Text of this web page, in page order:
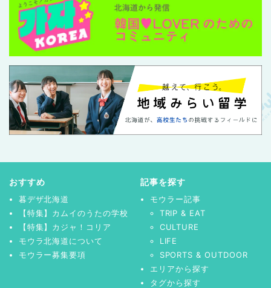
おすすめ
暮デザ北海道
【特集】カムイのうたの学校
【特集】カジャ！コリア
モウラ北海道について
モウラー募集要項
記事を探す
モウラー記事
TRIP & EAT
CULTURE
LIFE
SPORTS & OUTDOOR
エリアから探す
タグから探す